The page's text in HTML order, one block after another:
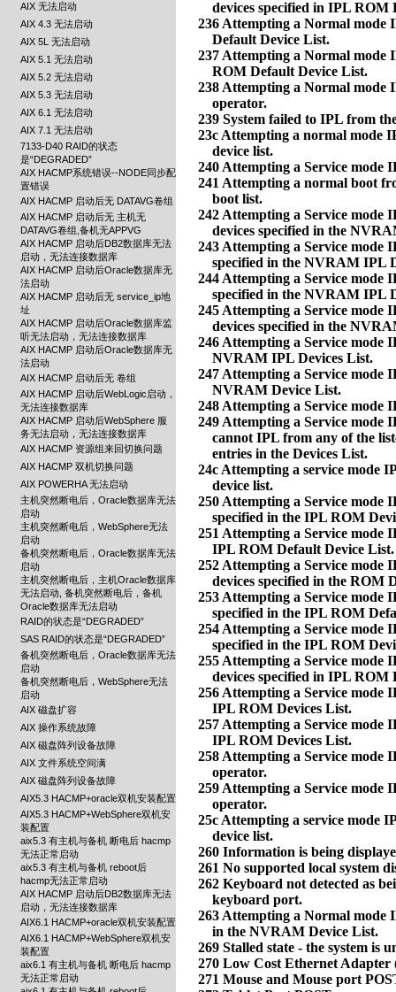
AIX 无法启动
AIX 4.3 无法启动
AIX 5L 无法启动
AIX 5.1 无法启动
AIX 5.2 无法启动
AIX 5.3 无法启动
AIX 6.1 无法启动
AIX 7.1 无法启动
7133-D40 RAID的状态
是“DEGRADED”
AIX HACMP系统错误--NODE同步配
置错误
AIX HACMP 启动后无 DATAVG卷组
AIX HACMP 启动后无 主机无
DATAVG卷组,备机无APPVG
AIX HACMP 启动后DB2数据库无法
启动，无法连接数据库
AIX HACMP 启动后Oracle数据库无
法启动
AIX HACMP 启动后无 service_ip地
址
AIX HACMP 启动后Oracle数据库监
听无法启动，无法连接数据库
AIX HACMP 启动后Oracle数据库无
法启动
AIX HACMP 启动后无 卷组
AIX HACMP 启动后WebLogic启动，
无法连接数据库
AIX HACMP 启动后WebSphere 服
务无法启动，无法连接数据库
AIX HACMP 资源组来回切换问题
AIX HACMP 双机切换问题
AIX POWERHA 无法启动
主机突然断电后，Oracle数据库无法
启动
主机突然断电后，WebSphere无法
启动
备机突然断电后，Oracle数据库无法
启动
主机突然断电后，主机Oracle数据库
无法启动, 备机突然断电后，备机
Oracle数据库无法启动
RAID的状态是“DEGRADED”
SAS RAID的状态是“DEGRADED”
备机突然断电后，Oracle数据库无法
启动
备机突然断电后，WebSphere无法
启动
AIX 磁盘扩容
AIX 操作系统故障
AIX 磁盘阵列设备故障
AIX 文件系统空间满
AIX 磁盘阵列设备故障
AIX5.3 HACMP+oracle双机安装配置
AIX5.3 HACMP+WebSphere双机安
装配置
aix5.3 有主机与备机 断电后 hacmp
无法正常启动
aix5.3 有主机与备机 reboot后
hacmp无法正常启动
AIX HACMP 启动后DB2数据库无法
启动，无法连接数据库
AIX6.1 HACMP+oracle双机安装配置
AIX6.1 HACMP+WebSphere双机安
装配置
aix6.1 有主机与备机 断电后 hacmp
无法正常启动